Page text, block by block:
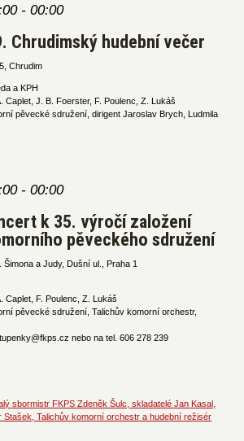
- 00:00
Chrudimský hudební večer
Chrudim
a KPH
Caplet, J. B. Foerster, F. Poulenc, Z. Lukáš
pěvecké sdružení, dirigent Jaroslav Brych, Ludmila
- 00:00
k 35. výročí založení
pěveckého sdružení
a Judy, Dušní ul., Praha 1
Caplet, F. Poulenc, Z. Lukáš
pěvecké sdružení, Talichův komorní orchestr,
nebo na tel. 606 278 239
sbormistr FKPS Zdeněk Šulc, skladatelé Jan Kasal,
Stašek, Talichův komorní orchestr a hudební režisér